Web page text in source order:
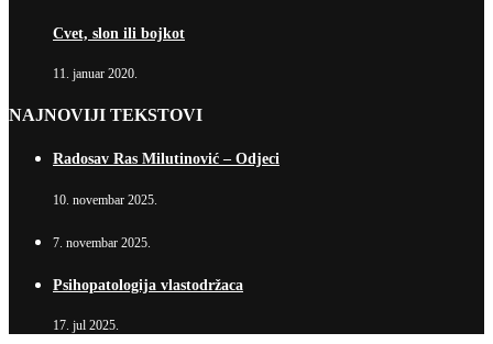
Cvet, slon ili bojkot
11. januar 2020.
NAJNOVIJI TEKSTOVI
Radosav Ras Milutinović – Odjeci
10. novembar 2025.
7. novembar 2025.
Psihopatologija vlastodržaca
17. jul 2025.